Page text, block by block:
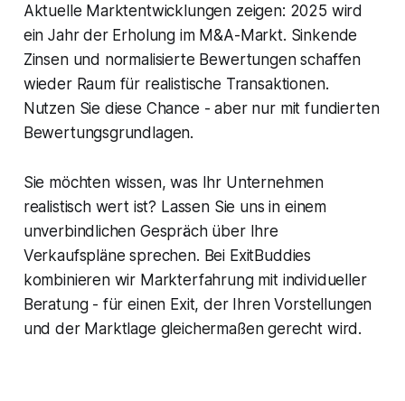
Aktuelle Marktentwicklungen zeigen: 2025 wird
ein Jahr der Erholung im M&A-Markt. Sinkende
Zinsen und normalisierte Bewertungen schaffen
wieder Raum für realistische Transaktionen.
Nutzen Sie diese Chance - aber nur mit fundierten
Bewertungsgrundlagen.
Sie möchten wissen, was Ihr Unternehmen
realistisch wert ist? Lassen Sie uns in einem
unverbindlichen Gespräch über Ihre
Verkaufspläne sprechen. Bei ExitBuddies
kombinieren wir Markterfahrung mit individueller
Beratung - für einen Exit, der Ihren Vorstellungen
und der Marktlage gleichermaßen gerecht wird.